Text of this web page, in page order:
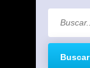
Buscar